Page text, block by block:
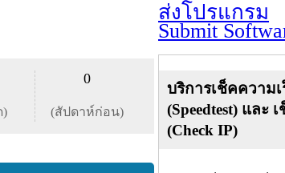
)
0
(สัปดาห์ก่อน)
ส่งโปรแกรม
Submit
บริการเช็คความเ
(Speedtest) และ
(Check IP)